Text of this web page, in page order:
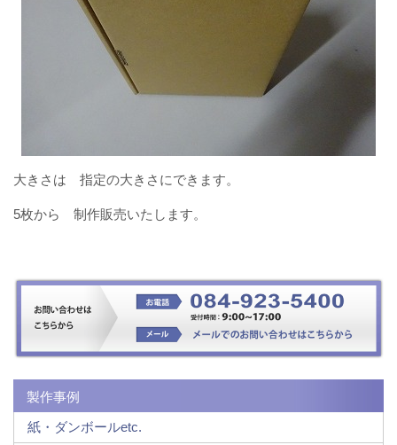
大きさは 指定の大きさにできます。
5枚から 制作販売いたします。
製作事例
紙・ダンボールetc.